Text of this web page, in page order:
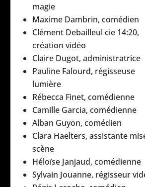
magie
Maxime Dambrin, comédien
Clément Debailleul cie 14:20,
création vidéo
Claire Dugot, administratrice
Pauline Falourd, régisseuse
lumière
Rébecca Finet, comédienne
Camille Garcia, comédienne
Alban Guyon, comédien
Clara Haelters, assistante
scène
Héloïse Janjaud, comédienne
Sylvain Jouanne, régisseur